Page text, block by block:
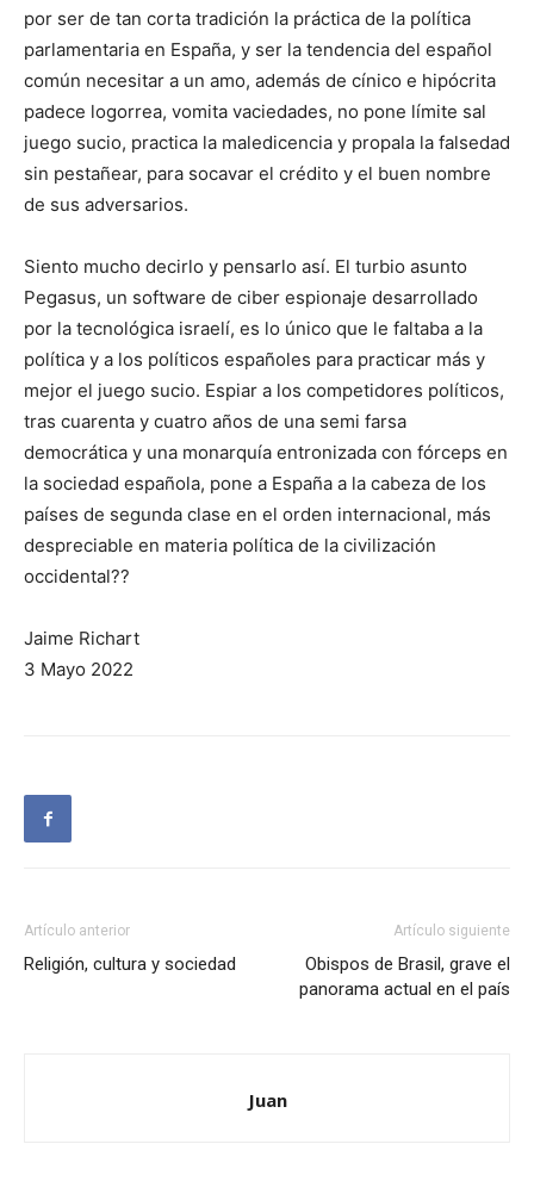
por ser de tan corta tradición la práctica de la política
parlamentaria en España, y ser la tendencia del español
común necesitar a un amo, además de cínico e hipócrita
padece logorrea, vomita vaciedades, no pone límite sal
juego sucio, practica la maledicencia y propala la false­dad
sin pestañear, para socavar el crédito y el buen nombre
de sus adversarios.
Siento mucho decirlo y pensarlo así. El turbio asunto
Pegasus, un software de ciber espionaje desarrollado
por la tecnológica israelí, es lo único que le faltaba a la
política y a los políticos españoles para practicar más y
mejor el juego sucio. Espiar a los competidores políticos,
tras cuarenta y cuatro años de una semi farsa
democrática y una monarquía entronizada con fórceps en
la sociedad española, pone a España a la cabeza de los
países de segunda clase en el orden internacional, más
despreciable en materia política de la civilización
occidental??
Jaime Richart
3 Mayo 2022
Artículo anterior
Religión, cultura y sociedad
Artículo siguiente
Obispos de Brasil, grave el
panorama actual en el país
Juan